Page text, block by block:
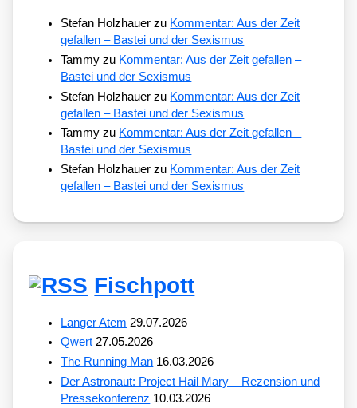
Stefan Holzhauer zu Kommentar: Aus der Zeit
gefallen – Bastei und der Sexismus
Tammy zu Kommentar: Aus der Zeit gefallen –
Bastei und der Sexismus
Stefan Holzhauer zu Kommentar: Aus der Zeit
gefallen – Bastei und der Sexismus
Tammy zu Kommentar: Aus der Zeit gefallen –
Bastei und der Sexismus
Stefan Holzhauer zu Kommentar: Aus der Zeit
gefallen – Bastei und der Sexismus
Fischpott
Langer Atem 29.07.2026
Qwert 27.05.2026
The Running Man 16.03.2026
Der Astronaut: Project Hail Mary – Rezension und
Pressekonferenz 10.03.2026